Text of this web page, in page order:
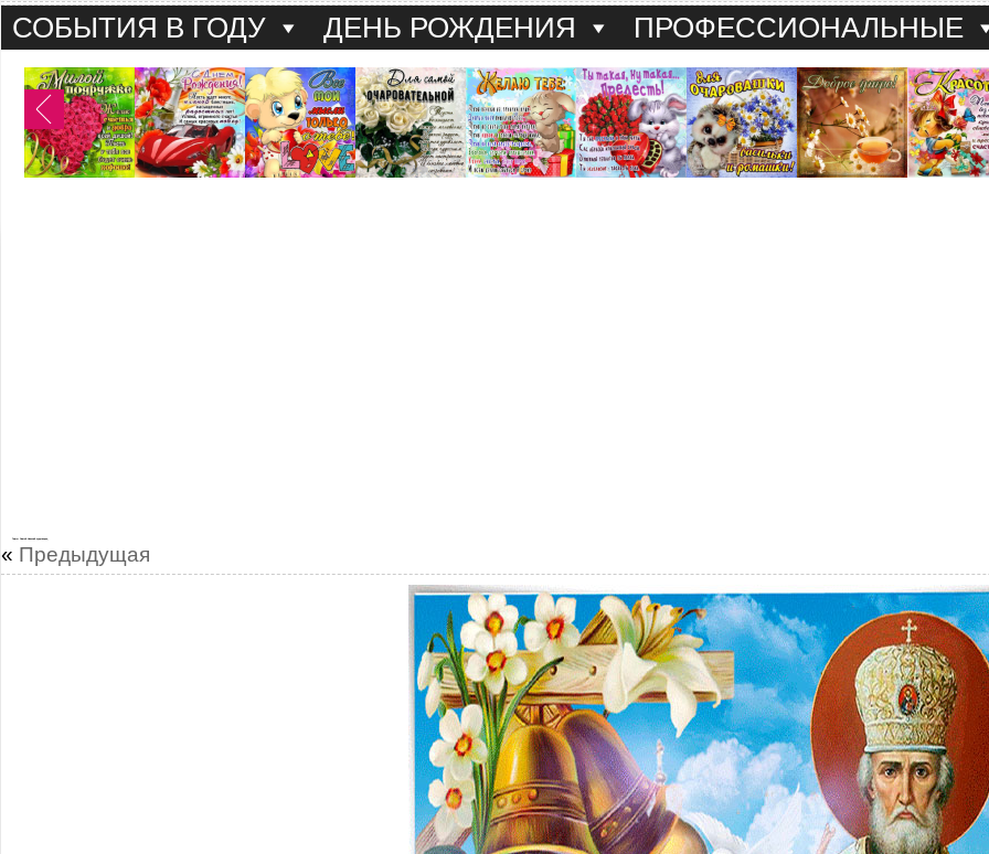
СОБЫТИЯ В ГОДУ ДЕНЬ РОЖДЕНИЯ ПРОФЕССИОНАЛЬНЫЕ
« Предыдущая